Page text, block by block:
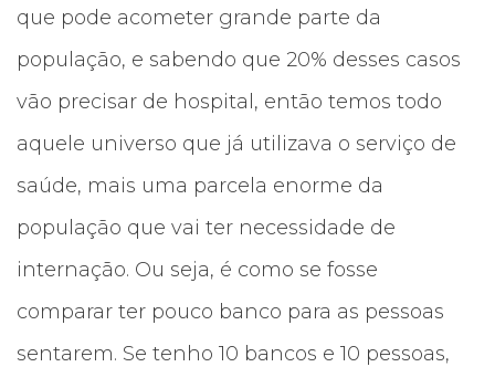
que pode acometer grande parte da
população, e sabendo que 20% desses casos
vão precisar de hospital, então temos todo
aquele universo que já utilizava o serviço de
saúde, mais uma parcela enorme da
população que vai ter necessidade de
internação. Ou seja, é como se fosse
comparar ter pouco banco para as pessoas
sentarem. Se tenho 10 bancos e 10 pessoas,